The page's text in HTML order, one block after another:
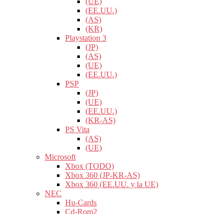
(EE.UU.)
(AS)
(KR)
Playstation 3
(JP)
(AS)
(UE)
(EE.UU.)
PSP
(JP)
(UE)
(EE.UU.)
(KR-AS)
PS Vita
(AS)
(UE)
Microsoft
Xbox (TODO)
Xbox 360 (JP-KR-AS)
Xbox 360 (EE.UU. y la UE)
NEC
Hu-Cards
Cd-Rom2